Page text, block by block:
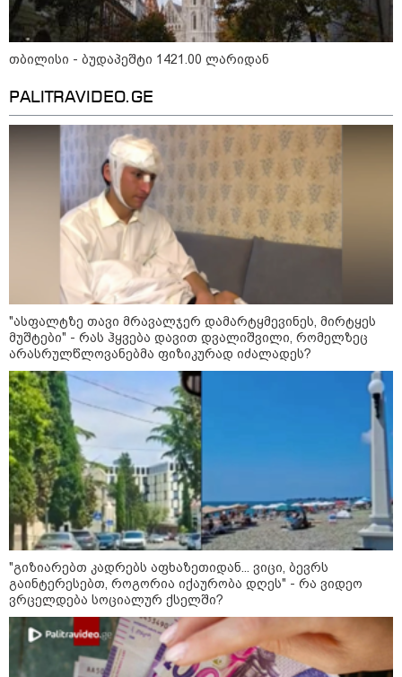
Hisense წარმოგიდგენთ გზავნილს "ინოვაციები
უკეთესი ცხოვრებისათვის" FIFA-ს 2026 წლის
მსოფლიო ჩემპიონატზე™
15:49 / 06-08-2026
შეიძინე ალდაგის სამოგზაურო დაზღვევა და
მიიღე გაორმაგებული ინტერნეტი
საზოგადოება
11:36 / 08-08-2026
თბილისი - ბუდაპეშტი 1421.00 ლარიდან
PALITRAVIDEO.GE
"ასფალტზე თავი მრავალჯერ დამარტყმევინეს, მირტყეს
მუშტები" - რას ჰყვება დავით დვალიშვილი, რომელზეც
არასრულწლოვანებმა ფიზიკურად იძალადეს?
"გიზიარებთ კადრებს აფხაზეთიდან... ვიცი, ბევრს
გაინტერესებთ, როგორია იქაურობა დღეს" - რა ვიდეო
ვრცელდება სოციალურ ქსელში?